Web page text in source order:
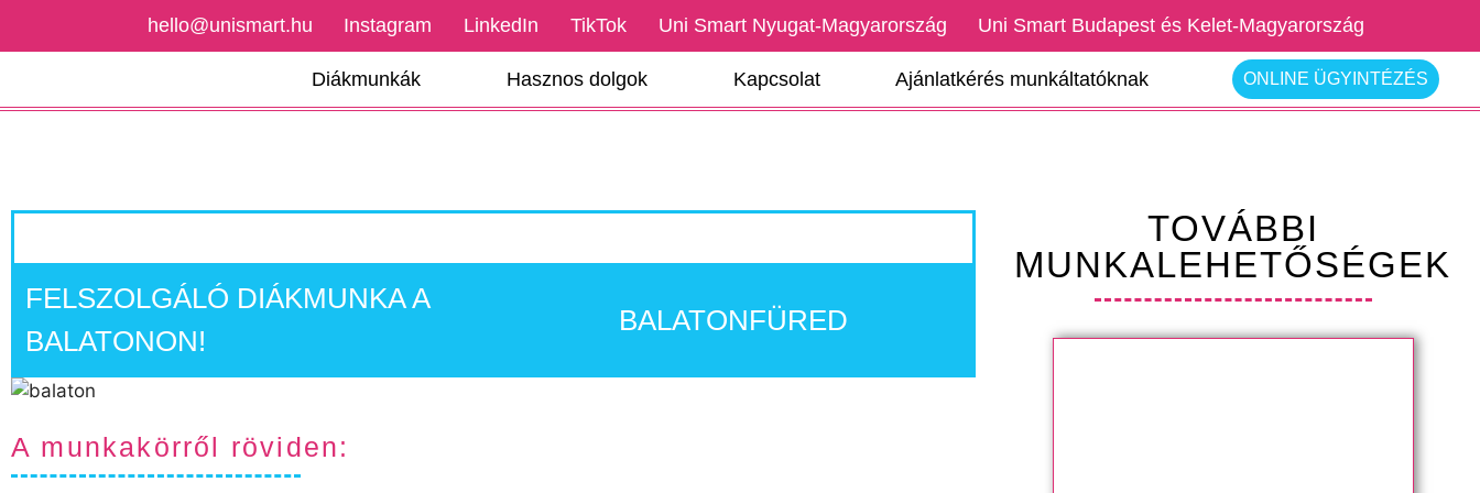
hello@unismart.hu Instagram LinkedIn TikTok Uni Smart Nyugat-Magyarország Uni Smart Budapest és Kelet-Magyarország
Diákmunkák Hasznos dolgok Kapcsolat Ajánlatkérés munkáltatóknak ONLINE ÜGYINTÉZÉS
FELSZOLGÁLÓ DIÁKMUNKA A
BALATONON!
BALATONFÜRED
A munkakörről röviden:
TOVÁBBI
MUNKALEHETŐSÉGEK